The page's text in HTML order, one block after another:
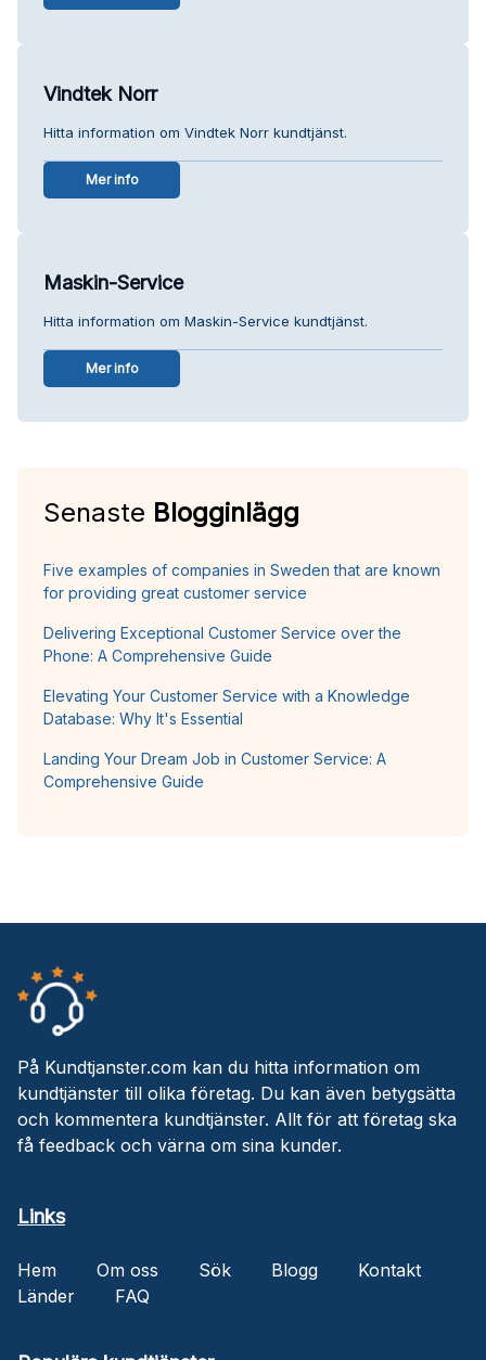
Vindtek Norr
Hitta information om Vindtek Norr kundtjänst.
Mer info
Maskin-Service
Hitta information om Maskin-Service kundtjänst.
Mer info
Senaste Blogginlägg
Five examples of companies in Sweden that are known
for providing great customer service
Delivering Exceptional Customer Service over the
Phone: A Comprehensive Guide
Elevating Your Customer Service with a Knowledge
Database: Why It's Essential
Landing Your Dream Job in Customer Service: A
Comprehensive Guide
På Kundtjanster.com kan du hitta information om
kundtjänster till olika företag. Du kan även betygsätta
och kommentera kundtjänster. Allt för att företag ska
få feedback och värna om sina kunder.
Links
Hem Om oss Sök Blogg
Kontakt
Länder
FAQ